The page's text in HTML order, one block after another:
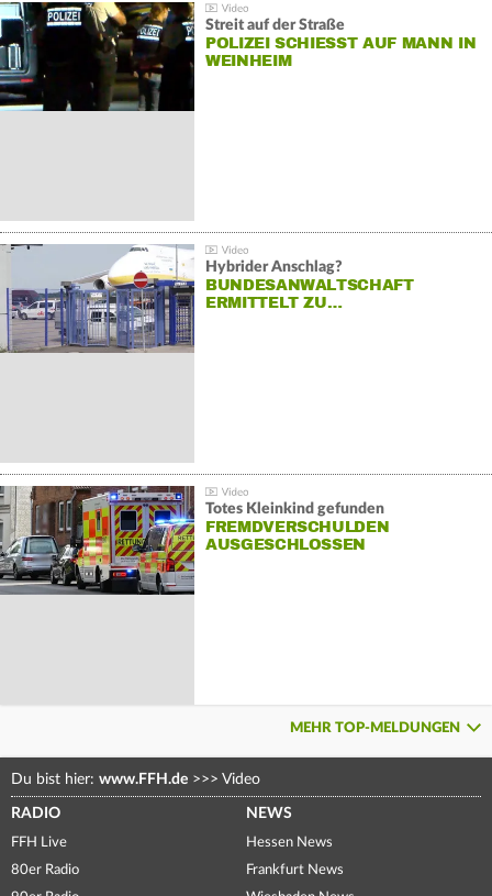
Streit auf der Straße
POLIZEI SCHIESST AUF MANN IN W
EINHEIM
Hybrider Anschlag?
BUNDESANWALTSCHAFT
ERMITTELT ZU…
Totes Kleinkind gefunden
FREMDVERSCHULDEN
AUSGESCHLOSSEN
MEHR TOP-MELDUNGEN
Du bist hier: www.FFH.de >>> Video
RADIO
FFH Live
80er Radio
NEWS
Hessen News
Frankfurt News